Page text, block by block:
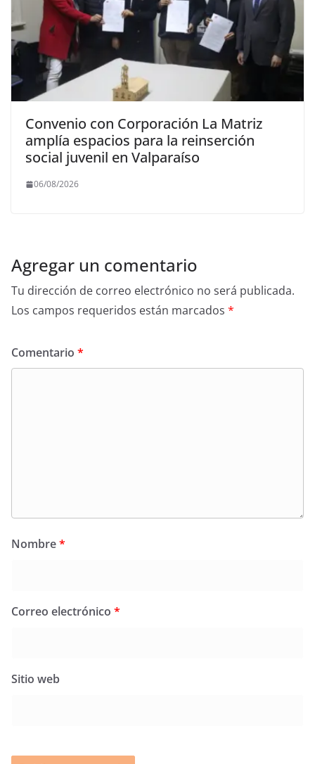
Convenio con Corporación La Matriz
amplía espacios para la reinserción
social juvenil en Valparaíso
06/08/2026
Agregar un comentario
Tu dirección de correo electrónico no será publicada.
Los campos requeridos están marcados *
Comentario *
Nombre*
Correo electrónico *
Sitio web